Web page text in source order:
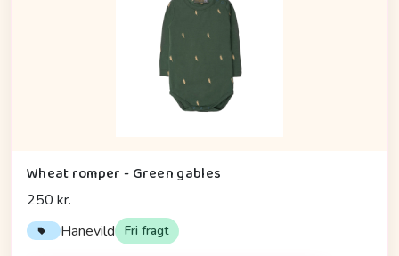
Wheat romper - Green gables
250 kr.
Hanevild Fri fragt